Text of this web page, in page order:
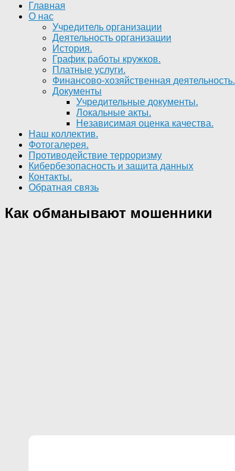
Главная
О нас
Учредитель организации
Деятельность организации
История.
График работы кружков.
Платные услуги.
Финансово-хозяйственная деятельность.
Документы
Учредительные документы.
Локальные акты.
Независимая оценка качества.
Наш коллектив.
Фотогалерея.
Противодействие терроризму
Кибербезопасность и защита данных
Контакты.
Обратная связь
Как обманывают мошенники